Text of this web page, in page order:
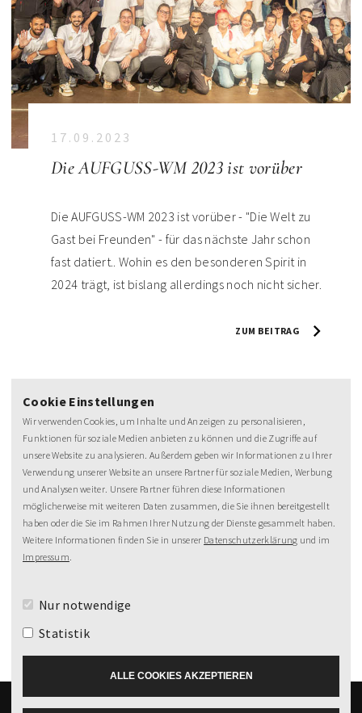
17.09.2023
Die AUFGUSS-WM 2023 ist vorüber
Die AUFGUSS-WM 2023 ist vorüber - "Die Welt zu
Gast bei Freunden" - für das nächste Jahr schon
fast datiert.. Wohin es den besonderen Spirit in
2024 trägt, ist bislang allerdings noch nicht sicher.
ZUM BEITRAG
NEWSLETTER
MeineZeit-Post
Cookie Einstellungen
Wir verwenden Cookies, um Inhalte und Anzeigen zu personalisieren,
Funktionen für soziale Medien anbieten zu können und die Zugriffe auf
unsere Website zu analysieren. Außerdem geben wir Informationen zu Ihrer
Verwendung unserer Website an unsere Partner für soziale Medien, Werbung
und Analysen weiter. Unsere Partner führen diese Informationen
möglicherweise mit weiteren Daten zusammen, die Sie ihnen bereitgestellt
haben oder die Sie im Rahmen Ihrer Nutzung der Dienste gesammelt haben.
Weitere Informationen finden Sie in unserer Datenschutzerklärung und im
Impressum.
Nur notwendige
Statistik
ALLE COOKIES AKZEPTIEREN